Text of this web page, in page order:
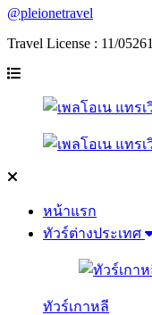
@pleionetravel
Travel License : 11/05261
หน้าแรก
ทัวร์ต่างประเทศ
ทัวร์เกาหลี